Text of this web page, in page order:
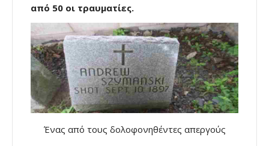
από 50 οι τραυματίες.
Ένας από τους δολοφονηθέντες απεργούς